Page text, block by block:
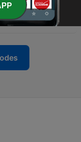
braço-de-ferro